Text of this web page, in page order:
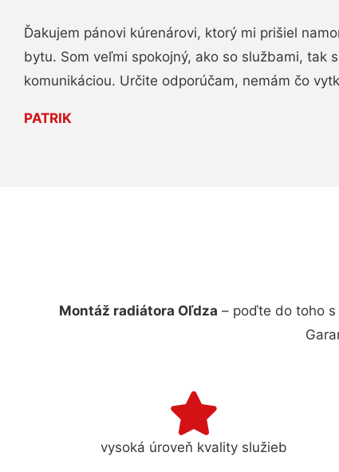
Ďakujem pánovi kúrenárovi, ktorý mi prišiel
bytu. Som veľmi spokojný, ako so službami, tak
komunikáciou. Určite odporúčam, nemám čo
PATRIK
Montáž radiátora Oľdza – poďte do toho
vysoká úroveň kvality služieb